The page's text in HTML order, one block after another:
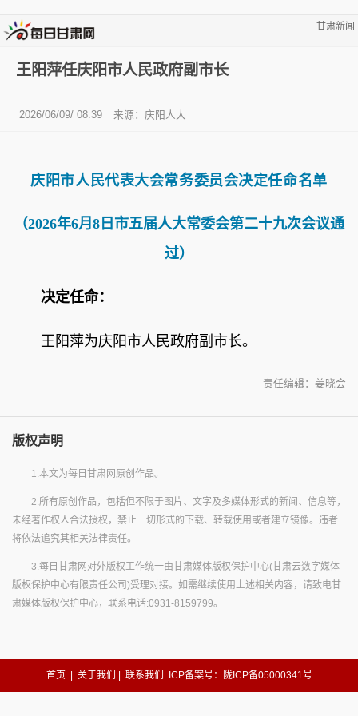
甘肃新闻
王阳萍任庆阳市人民政府副市长
2026/06/09/ 08:39 来源：庆阳人大
庆阳市人民代表大会常务委员会决定任命名单
（2026年6月8日市五届人大常委会第二十九次会议通
过）
决定任命：
王阳萍为庆阳市人民政府副市长。
责任编辑：姜晓会
版权声明
1.本文为每日甘肃网原创作品。
2.所有原创作品，包括但不限于图片、文字及多媒体形式的新闻、信息等，
未经著作权人合法授权，禁止一切形式的下载、转载使用或者建立镜像。违者
将依法追究其相关法律责任。
3.每日甘肃网对外版权工作统一由甘肃媒体版权保护中心(甘肃云数字媒体
版权保护中心有限责任公司)受理对接。如需继续使用上述相关内容，请致电甘
肃媒体版权保护中心，联系电话:0931-8159799。
首页 关于我们 联系我们 ICP备案号：陇ICP备05000341号